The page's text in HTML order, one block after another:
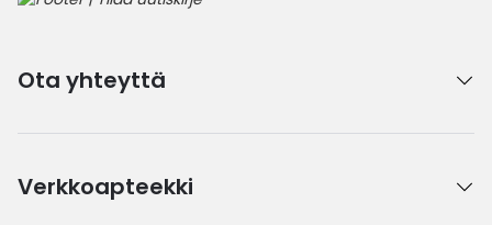
Ota yhteyttä
Verkkoapteekki